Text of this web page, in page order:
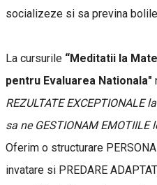
socializeze si sa previna
La cursurile “Meditatii la
pentru Evaluarea Nationala"
REZULTATE
sa ne GESTIONAM EMOTIILE
Oferim o structurare
invatare si PREDARE